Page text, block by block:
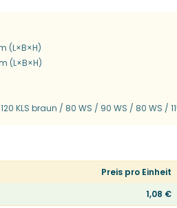
(L×B×H)
(L×B×H)
120 KLS braun / 80 WS / 90 WS / 80 WS /
Preis pro Einheit
1,08 €